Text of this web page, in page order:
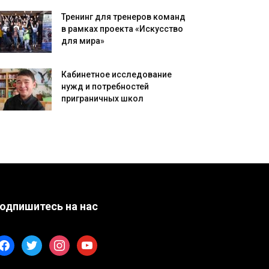
Тренинг для тренеров команд
в рамках проекта «Искусство
для мира»
Кабинетное исследование
нужд и потребностей
приграничных школ
на нас